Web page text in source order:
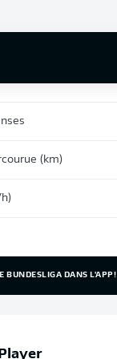
(km)
BUNDESLIGA DANS L'APP!